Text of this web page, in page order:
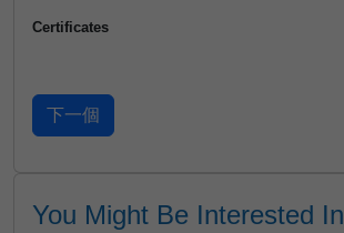
Certificates
You Might Be Interested In